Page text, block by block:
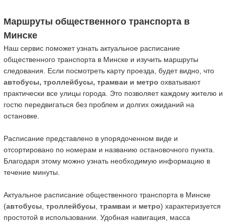
Маршруты общественного транспорта в
Минске
Наш сервис поможет узнать актуальное расписание
общественного транспорта в Минске и изучить маршруты
следования. Если посмотреть карту проезда, будет видно, что
автобусы, троллейбусы, трамваи и метро охватывают
практически все улицы города. Это позволяет каждому жителю и
гостю передвигаться без проблем и долгих ожиданий на
остановке.
Расписание представлено в упорядоченном виде и
отсортировано по номерам и названию остановочного пункта.
Благодаря этому можно узнать необходимую информацию в
течение минуты.
Актуальное расписание общественного транспорта в Минске
(автобусы троллейбусы трамваи и метро) характеризуется
простотой в использовании. Удобная навигация, масса